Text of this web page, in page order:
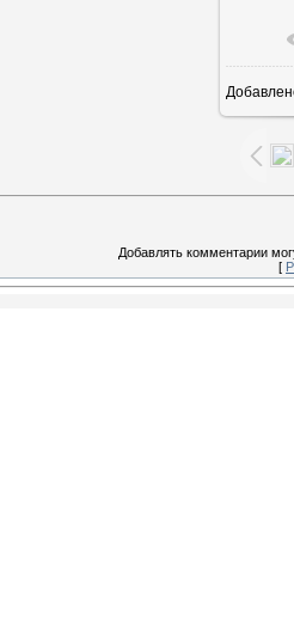
Добавлять комментарии
[